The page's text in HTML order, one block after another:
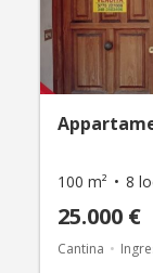
100 m² 8
25.000 €
Cantina